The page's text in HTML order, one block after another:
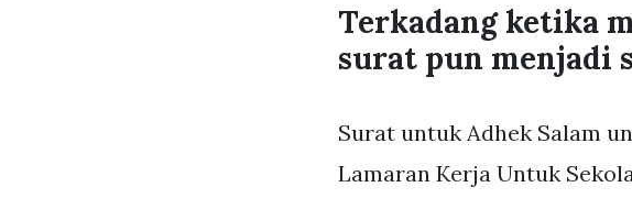
Terkadang ketika
surat pun menjadi
Surat untuk Adhek Salam
Lamaran Kerja Untuk